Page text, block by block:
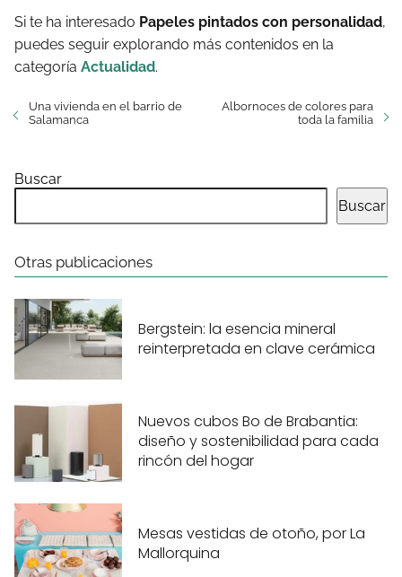
Si te ha interesado Papeles pintados con personalidad,
puedes seguir explorando más contenidos en la
categoría Actualidad.
Una vivienda en el barrio de
Salamanca
Albornoces de colores para
toda la familia
Buscar
Buscar
Otras publicaciones
Bergstein: la esencia mineral
reinterpretada en clave cerámica
Nuevos cubos Bo de Brabantia:
diseño y sostenibilidad para cada
rincón del hogar
Mesas vestidas de otoño, por La
Mallorquina